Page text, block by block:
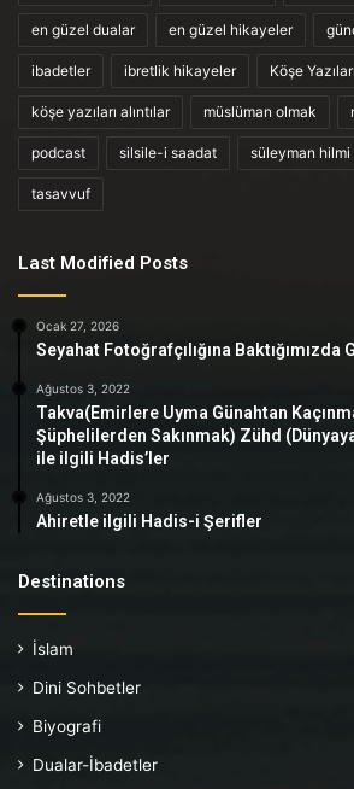
en güzel dualar en güzel hikayeler
ibadetler ibretlik hikayeler Köşe Yazıları
köşe yazıları alıntılar müslüman olmak
podcast silsile-i saadat süleyman
tasavvuf
Last Modified Posts
Ocak 27, 2026
Seyahat Fotoğrafçılığına
Ağustos 3, 2022
Takva(Emirlere Uyma Günahtan
Şüphelilerden Sakınmak) Zühd
ile ilgili Hadis’ler
Ağustos 3, 2022
Ahiretle ilgili Hadis-i Şerifler
Destinations
İslam
Dini Sohbetler
Biyografi
Dualar-İbadetler